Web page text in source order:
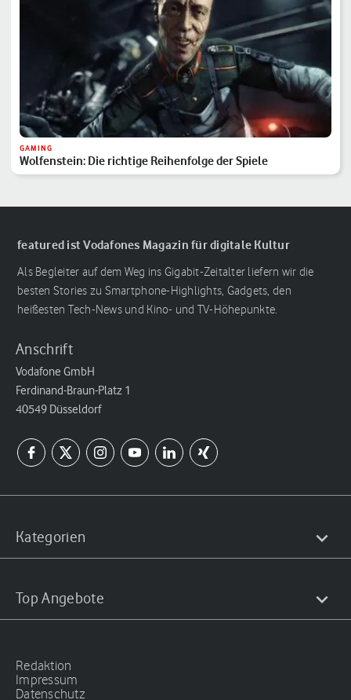
GAMING
Wolfenstein: Die richtige Reihenfolge der Spiele
featured ist Vodafones Magazin für digitale Kultur
Als Begleiter auf dem Weg ins Gigabit-Zeitalter liefern wir die
besten Stories zu Smartphone-Highlights, Gadgets, den
heißesten Tech-News und Kino- und TV-Höhepunkte.
Anschrift
Vodafone GmbH
Ferdinand-Braun-Platz 1
40549 Düsseldorf
Kategorien
Top Angebote
Redaktion
Impressum
Datenschutz